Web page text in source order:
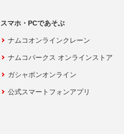
スマホ・PCであそぶ
ナムコオンラインクレーン
ナムコパークス オンラインストア
ガシャポンオンライン
公式スマートフォンアプリ